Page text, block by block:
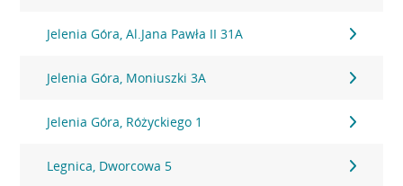
Jelenia Góra, Al.Jana Pawła II 31A
Jelenia Góra, Moniuszki 3A
Jelenia Góra, Różyckiego 1
Legnica, Dworcowa 5